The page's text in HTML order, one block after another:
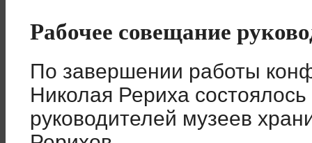
Рабочее совещание
По завершении работы
Николая Рериха
руководителей музеев